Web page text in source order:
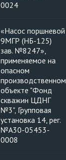
0024
«Насос поршневой
9МГР (НБ-125)
зав. №8247»,
применяемое на
опасном
производственном
объекте "Фонд
скважин ЦДНГ
№3", Групповая
установка 14, рег.
№А30-05453-
0008